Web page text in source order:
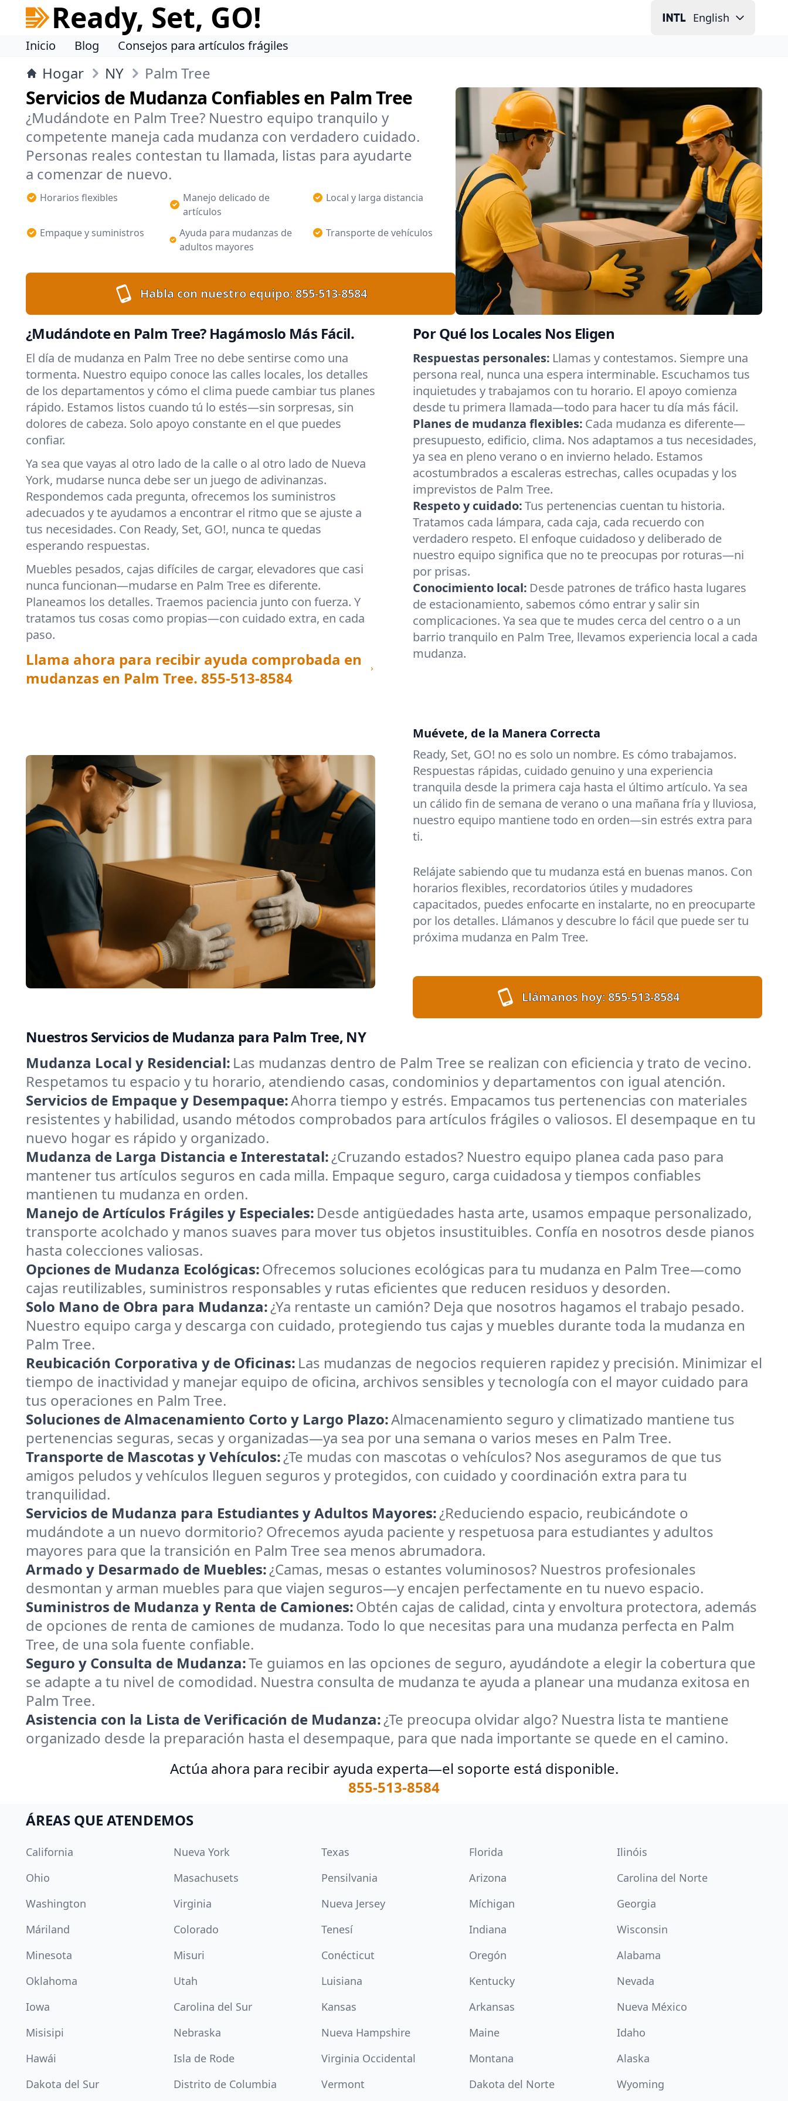
Ready, Set, GO! English
Inicio Blog Consejos para artículos frágiles
Hogar NY Palm Tree
Servicios de Mudanza Confiables en Palm Tree
¿Mudándote en Palm Tree? Nuestro equipo tranquilo y
competente maneja cada mudanza con verdadero cuidado.
Personas reales contestan tu llamada, listas para ayudarte
a comenzar de nuevo.
Horarios flexibles
Manejo delicado de
artículos
Local y larga distancia
Empaque y suministros
Ayuda para mudanzas de
adultos mayores
Transporte de vehículos
Habla con nuestro equipo:855-513-8584
¿Mudándote en Palm Tree? Hagámoslo Más Fácil.
El día de mudanza en Palm Tree no debe sentirse como una
tormenta. Nuestro equipo conoce las calles locales, los detalles
de los departamentos y cómo el clima puede cambiar tus planes
rápido. Estamos listos cuando tú lo estés—sin sorpresas, sin
dolores de cabeza. Solo apoyo constante en el que puedes
confiar.
Ya sea que vayas al otro lado de la calle o al otro lado de Nueva
York, mudarse nunca debe ser un juego de adivinanzas.
Respondemos cada pregunta, ofrecemos los suministros
adecuados y te ayudamos a encontrar el ritmo que se ajuste a
tus necesidades. Con Ready, Set, GO!, nunca te quedas
esperando respuestas.
Muebles pesados, cajas difíciles de cargar, elevadores que casi
nunca funcionan—mudarse en Palm Tree es diferente.
Planeamos los detalles. Traemos paciencia junto con fuerza. Y
tratamos tus cosas como propias—con cuidado extra, en cada
paso.
Llama ahora para recibir ayuda comprobada en
mudanzas en Palm Tree. 855-513-8584
Por Qué los Locales Nos Eligen
Respuestas personales: Llamas y contestamos. Siempre una
persona real, nunca una espera interminable. Escuchamos tus
inquietudes y trabajamos con tu horario. El apoyo comienza
desde tu primera llamada—todo para hacer tu día más fácil.
Planes de mudanza flexibles: Cada mudanza es diferente—
presupuesto, edificio, clima. Nos adaptamos a tus necesidades,
ya sea en pleno verano o en invierno helado. Estamos
acostumbrados a escaleras estrechas, calles ocupadas y los
imprevistos de Palm Tree.
Respeto y cuidado:Tus pertenencias cuentan tu historia.
Tratamos cada lámpara, cada caja, cada recuerdo con
verdadero respeto. El enfoque cuidadoso y deliberado de
nuestro equipo significa que no te preocupas por roturas—ni
por prisas.
Conocimiento local: Desde patrones de tráfico hasta lugares
de estacionamiento, sabemos cómo entrar y salir sin
complicaciones. Ya sea que te mudes cerca del centro o a un
barrio tranquilo en Palm Tree, llevamos experiencia local a cada
mudanza.
Muévete, de la Manera Correcta
Ready, Set, GO! no es solo un nombre. Es cómo trabajamos.
Respuestas rápidas, cuidado genuino y una experiencia
tranquila desde la primera caja hasta el último artículo. Ya sea
un cálido fin de semana de verano o una mañana fría y lluviosa,
nuestro equipo mantiene todo en orden—sin estrés extra para
ti.
Relájate sabiendo que tu mudanza está en buenas manos. Con
horarios flexibles, recordatorios útiles y mudadores
capacitados, puedes enfocarte en instalarte, no en preocuparte
por los detalles. Llámanos y descubre lo fácil que puede ser tu
próxima mudanza en Palm Tree.
Llámanos hoy:855-513-8584
Nuestros Servicios de Mudanza para Palm Tree, NY
Mudanza Local y Residencial: Las mudanzas dentro de Palm Tree se realizan con eficiencia y trato de vecino.
Respetamos tu espacio y tu horario, atendiendo casas, condominios y departamentos con igual atención.
Servicios de Empaque y Desempaque:Ahorra tiempo y estrés. Empacamos tus pertenencias con materiales
resistentes y habilidad, usando métodos comprobados para artículos frágiles o valiosos. El desempaque en tu
nuevo hogar es rápido y organizado.
Mudanza de Larga Distancia e Interestatal:¿Cruzando estados? Nuestro equipo planea cada paso para
mantener tus artículos seguros en cada milla. Empaque seguro, carga cuidadosa y tiempos confiables
mantienen tu mudanza en orden.
Manejo de Artículos Frágiles y Especiales: Desde antigüedades hasta arte, usamos empaque personalizado,
transporte acolchado y manos suaves para mover tus objetos insustituibles. Confía en nosotros desde pianos
hasta colecciones valiosas.
Opciones de Mudanza Ecológicas:Ofrecemos soluciones ecológicas para tu mudanza en Palm Tree—como
cajas reutilizables, suministros responsables y rutas eficientes que reducen residuos y desorden.
Solo Mano de Obra para Mudanza:¿Ya rentaste un camión? Deja que nosotros hagamos el trabajo pesado.
Nuestro equipo carga y descarga con cuidado, protegiendo tus cajas y muebles durante toda la mudanza en
Palm Tree.
Reubicación Corporativa y de Oficinas: Las mudanzas de negocios requieren rapidez y precisión. Minimizar el
tiempo de inactividad y manejar equipo de oficina, archivos sensibles y tecnología con el mayor cuidado para
tus operaciones en Palm Tree.
Soluciones de Almacenamiento Corto y Largo Plazo:Almacenamiento seguro y climatizado mantiene tus
pertenencias seguras, secas y organizadas—ya sea por una semana o varios meses en Palm Tree.
Transporte de Mascotas y Vehículos:¿Te mudas con mascotas o vehículos? Nos aseguramos de que tus
amigos peludos y vehículos lleguen seguros y protegidos, con cuidado y coordinación extra para tu
tranquilidad.
Servicios de Mudanza para Estudiantes y Adultos Mayores:¿Reduciendo espacio, reubicándote o
mudándote a un nuevo dormitorio? Ofrecemos ayuda paciente y respetuosa para estudiantes y adultos
mayores para que la transición en Palm Tree sea menos abrumadora.
Armado y Desarmado de Muebles:¿Camas, mesas o estantes voluminosos? Nuestros profesionales
desmontan y arman muebles para que viajen seguros—y encajen perfectamente en tu nuevo espacio.
Suministros de Mudanza y Renta de Camiones:Obtén cajas de calidad, cinta y envoltura protectora, además
de opciones de renta de camiones de mudanza. Todo lo que necesitas para una mudanza perfecta en Palm
Tree, de una sola fuente confiable.
Seguro y Consulta de Mudanza:Te guiamos en las opciones de seguro, ayudándote a elegir la cobertura que
se adapte a tu nivel de comodidad. Nuestra consulta de mudanza te ayuda a planear una mudanza exitosa en
Palm Tree.
Asistencia con la Lista de Verificación de Mudanza:¿Te preocupa olvidar algo? Nuestra lista te mantiene
organizado desde la preparación hasta el desempaque, para que nada importante se quede en el camino.
Actúa ahora para recibir ayuda experta—el soporte está disponible.
855-513-8584
ÁREAS QUE ATENDEMOS
California Nueva York Texas Florida
Ilinóis
Ohio
Masachusets Pensilvania Arizona
Carolina del Norte
Washington
Virginia Nueva Jersey Míchigan
Georgia
Máriland
Colorado Tenesí Indiana
Wisconsin
Minesota
Misuri Conécticut Oregón
Alabama
Oklahoma
Utah Luisiana Kentucky
Nevada
Iowa
Carolina del Sur Kansas Arkansas
Nueva México
Misisipi
Nebraska Nueva Hampshire Maine
Idaho
Hawái
Isla de Rode Virginia Occidental Montana
Alaska
Dakota del Sur
Distrito de Columbia Vermont Dakota del Norte Wyoming